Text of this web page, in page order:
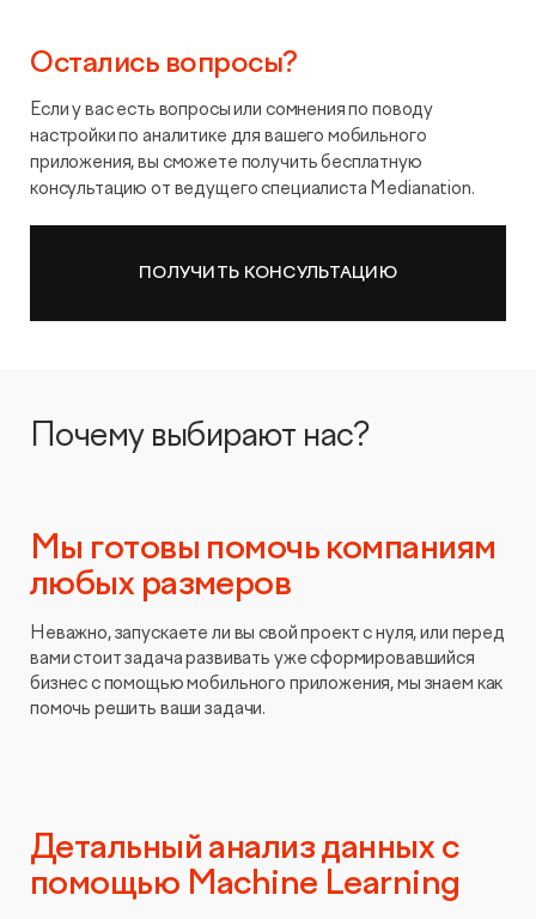
Остались вопросы?
Если у вас есть вопросы или сомнения по поводу
настройки по аналитике для вашего мобильного
приложения, вы сможете получить бесплатную
консультацию от ведущего специалиста Medianation.
ПОЛУЧИТЬ КОНСУЛЬТАЦИЮ
Почему выбирают нас?
Мы готовы помочь компаниям
любых размеров
Неважно, запускаете ли вы свой проект с нуля, или перед
вами стоит задача развивать уже сформировавшийся
бизнес с помощью мобильного приложения, мы знаем как
помочь решить ваши задачи.
Детальный анализ данных с
помощью Machine Learning